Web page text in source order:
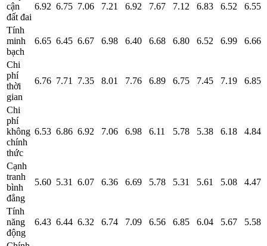
cận
đất đai
6.92 6.75 7.06 7.21 6.92 7.67 7.12 6.83 6.52 6.55
Tính
minh
bạch
6.65 6.45 6.67 6.98 6.40 6.68 6.80 6.52 6.99 6.66
Chi
phí
thời
gian
6.76 7.71 7.35 8.01 7.76 6.89 6.75 7.45 7.19 6.85
Chi
phí
không
chính
thức
6.53 6.86 6.92 7.06 6.98 6.11 5.78 5.38 6.18 4.84
Cạnh
tranh
bình
đẳng
5.60 5.31 6.07 6.36 6.69 5.78 5.31 5.61 5.08 4.47
Tính
năng
động
6.43 6.44 6.32 6.74 7.09 6.56 6.85 6.04 5.67 5.58